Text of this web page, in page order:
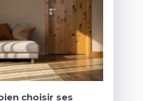
choisir ses